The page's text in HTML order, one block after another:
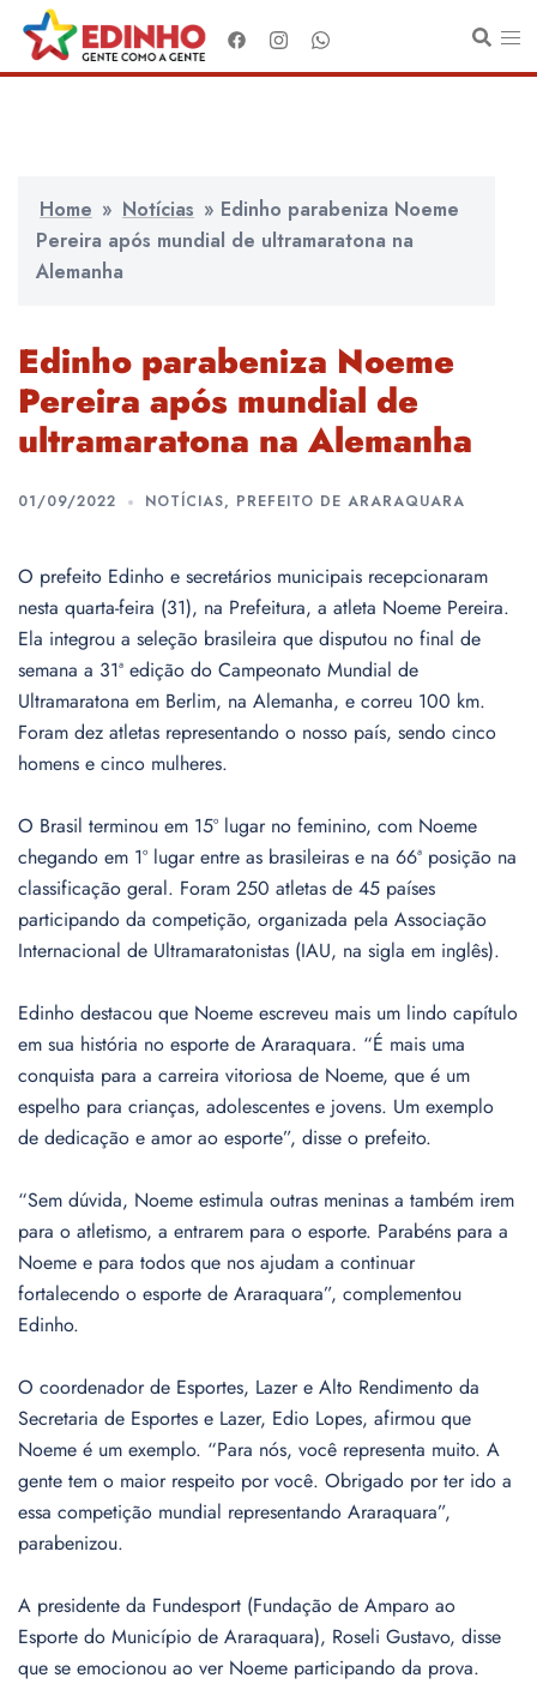
para
o
Home » Notícias » Edinho parabeniza Noeme
Pereira após mundial de ultramaratona na
Alemanha
Edinho parabeniza Noeme
Pereira após mundial de
ultramaratona na Alemanha
01/09/2022 NOTÍCIAS, PREFEITO DE ARARAQUARA
O prefeito Edinho e secretários municipais recepcionaram
nesta quarta-feira (31), na Prefeitura, a atleta Noeme Pereira.
Ela integrou a seleção brasileira que disputou no final de
semana a 31ª edição do Campeonato Mundial de
Ultramaratona em Berlim, na Alemanha, e correu 100 km.
Foram dez atletas representando o nosso país, sendo cinco
homens e cinco mulheres.
O Brasil terminou em 15º lugar no feminino, com Noeme
chegando em 1º lugar entre as brasileiras e na 66ª posição na
classificação geral. Foram 250 atletas de 45 países
participando da competição, organizada pela Associação
Internacional de Ultramaratonistas (IAU, na sigla em inglês).
Edinho destacou que Noeme escreveu mais um lindo capítulo
em sua história no esporte de Araraquara. “É mais uma
conquista para a carreira vitoriosa de Noeme, que é um
espelho para crianças, adolescentes e jovens. Um exemplo
de dedicação e amor ao esporte”, disse o prefeito.
“Sem dúvida, Noeme estimula outras meninas a também irem
para o atletismo, a entrarem para o esporte. Parabéns para a
Noeme e para todos que nos ajudam a continuar
fortalecendo o esporte de Araraquara”, complementou
Edinho.
O coordenador de Esportes, Lazer e Alto Rendimento da
Secretaria de Esportes e Lazer, Edio Lopes, afirmou que
Noeme é um exemplo. “Para nós, você representa muito. A
gente tem o maior respeito por você. Obrigado por ter ido a
essa competição mundial representando Araraquara”,
parabenizou.
A presidente da Fundesport (Fundação de Amparo ao
Esporte do Município de Araraquara), Roseli Gustavo, disse
que se emocionou ao ver Noeme participando da prova.